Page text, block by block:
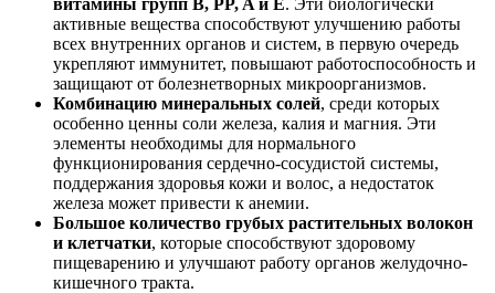
активные вещества способствуют улучшению работы
всех внутренних органов и систем, в первую очередь
укрепляют иммунитет, повышают работоспособность и
защищают от болезнетворных микроорганизмов.
Комбинацию минеральных солей, среди которых
особенно ценны соли железа, калия и магния. Эти
элементы необходимы для нормального
функционирования сердечно-сосудистой системы,
поддержания здоровья кожи и волос, а недостаток
железа может привести к анемии.
Большое количество грубых растительных волокон
и клетчатки, которые способствуют здоровому
пищеварению и улучшают работу органов желудочно-
кишечного тракта.